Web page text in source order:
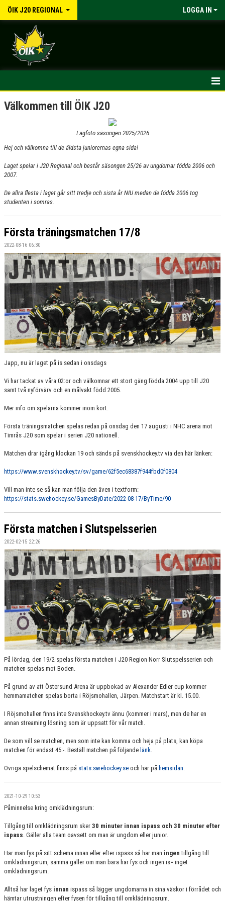
ÖIK J20 REGIONAL LOGGA IN
HEM
INFORMATION
KALENDER
MATCHER
BILDGALLERI
DOKUMENT
KONTAKT
Välkommen till ÖIK J20
Lagfoto säsongen 2025/2026
Hej och välkomna till de äldsta juniorernas egna sida!
Laget spelar i J20 Regional och består säsongen 25/26 av ungdomar födda 2006 och
2007.
De allra flesta i laget går sitt tredje och sista år NIU medan de födda 2006 tog
studenten i somras.
Första träningsmatchen 17/8
2022-08-16 06:30
Japp, nu är laget på is sedan i onsdags
Vi har tackat av våra 02:or och välkomnar ett stort gäng födda 2004 upp till J20
samt två nyförvärv och en målvakt född 2005.
Mer info om spelarna kommer inom kort.
Första träningsmatchen spelas redan på onsdag den 17 augusti i NHC arena mot
Timrås J20 som spelar i serien J20 nationell.
Matchen drar igång klockan 19 och sänds på svenskhockey.tv via den här länken:
https://www.svenskhockey.tv/sv/game/62f5ec68387f944fbd0f0804
Vill man inte se så kan man följa den även i textform:
https://stats.swehockey.se/GamesByDate/2022-08-17/ByTime/90
Första matchen i Slutspelsserien
2022-02-15 22:26
På lördag, den 19/2 spelas första matchen i J20 Region Norr Slutspelsserien och
matchen spelas mot Boden.
På grund av att Östersund Arena är uppbokad av Alexander Edler cup kommer
hemmamatchen spelas borta i Röjsmohallen, Järpen. Matchstart är kl. 15.00.
I Röjsmohallen finns inte Svenskhockey.tv ännu (kommer i mars), men de har en
annan streaming lösning som är uppsatt för vår match.
De som vill se matchen, men som inte kan komma och heja på plats, kan köpa
matchen för endast 45:-. Beställ matchen på följande länk.
Övriga spelschemat finns på stats.swehockey.se och här på hemsidan.
2021-10-29 10:53
Påminnelse kring omklädningsrum:
Tillgång till omklädningsrum sker 30 minuter innan ispass och 30 minuter efter
ispass. Gäller alla team oavsett om man är ungdom eller junior.
Har man fys på sitt schema innan eller efter ispass så har man ingen tillgång till
omklädningsrum, samma gäller om man bara har fys och ingen is= inget
omklädningsrum.
Alltså har laget fys innan ispass så lägger ungdomarna in sina väskor i förrådet och
hämtar utrustningen efter fysen för tillgång till omklädningsrum.